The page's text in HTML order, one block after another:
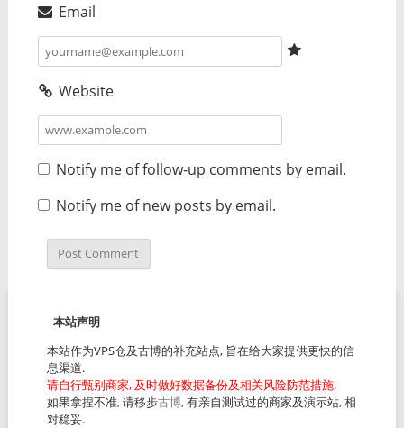
Email
Website
Notify me of follow-up comments by email.
Notify me of new posts by email.
本站声明
本站作为VPS仓及古博的补充站点, 旨在给大家提供更快的信
息渠道.
请自行甄别商家, 及时做好数据备份及相关风险防范措施.
如果拿捏不准, 请移步古博, 有亲自测试过的商家及演示站, 相
对稳妥.